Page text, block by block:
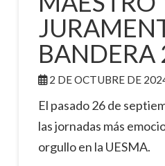
BANDERA
2 DE OCTUBRE DE
El pasado 26 de
las jornadas más
orgullo en la UESMA.